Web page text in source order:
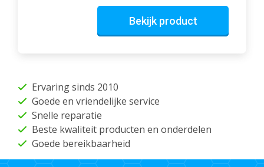
Bekijk product
Ervaring sinds 2010
Goede en vriendelijke service
Snelle reparatie
Beste kwaliteit producten en onderdelen
Goede bereikbaarheid